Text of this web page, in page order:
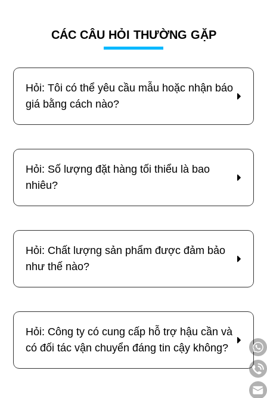
CÁC CÂU HỎI THƯỜNG GẶP
Hỏi: Tôi có thể yêu cầu mẫu hoặc nhận báo
giá bằng cách nào?
Hỏi: Số lượng đặt hàng tối thiểu là bao
nhiêu?
Hỏi: Chất lượng sản phẩm được đảm bảo
như thế nào?
Hỏi: Công ty có cung cấp hỗ trợ hậu cần và
có đối tác vận chuyển đáng tin cậy không?